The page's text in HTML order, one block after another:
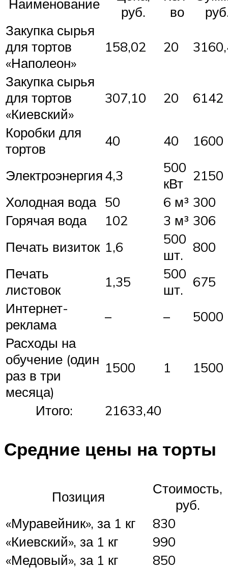
Наименование
руб.
во
Закупка сырья
для тортов
«Наполеон»
158,02 20
Закупка сырья
для тортов
«Киевский»
307,10 20 6142
Коробки для
тортов
40 40 1600
Электроэнергия4,3
500
кВт
2150
Холодная вода 50 6 м³ 300
Горячая вода
102 3 м³ 306
Печать визиток 1,6
500
шт.
800
Печать
листовок
1,35
500
шт.
675
Интернет-
реклама
– –
5000
Расходы на
обучение (один
раз в три
месяца)
1500 1 1500
Итого: 21633,40
Средние цены на торты
Позиция
Стоимость,
руб.
«Муравейник», за 1 кг
830
«Киевский», за 1 кг
990
«Медовый», за 1 кг
850